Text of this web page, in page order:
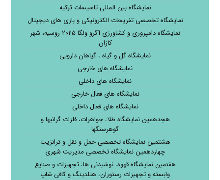
نمایشگاه بین المللی تاسیسات ترکیه
نمایشگاه تخصصی تفریحات الکترونیکی و بازی های دیجیتال
نمایشگاه دامپروری و کشاورزی آگرو ولگا ۲۰۲۵ روسیه، شهر
کازان
نمایشگاه گل و گیاه ، گیاهان دارویی
نمایشگاه های خارجی
نمایشگاه های داخلی
نمایشگاه های فعال خارجی
نمایشگاه های فعال داخلی
هجدهمین نمایشگاه طلا، جواهرات، فلزات گرانبها و
گوهرسنگها
هشتمین نمایشگاه تخصصی حمل و نقل و ترانزیت
چهاردهمین نمایشگاه تخصصی مدیریت شهری
هفتمین نمایشگاه قهوه، نوشیدنی ها، تجهیزات و صنایع
وابسته و تجهیزات رستوران، هتلدینگ و کافی شاپ